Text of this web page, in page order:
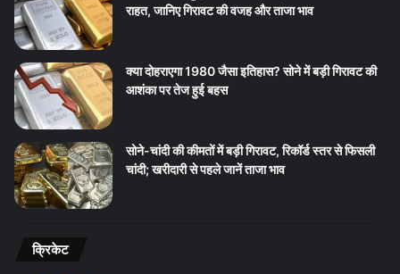
राहत, जानिए गिरावट की वजह और ताजा भाव
क्या दोहराएगा 1980 जैसा इतिहास? सोने में बड़ी गिरावट की
आशंका पर तेज हुई बहस
सोने-चांदी की कीमतों में बड़ी गिरावट, रिकॉर्ड स्तर से फिसली
चांदी; खरीदारी से पहले जानें ताजा भाव
क्रिकेट